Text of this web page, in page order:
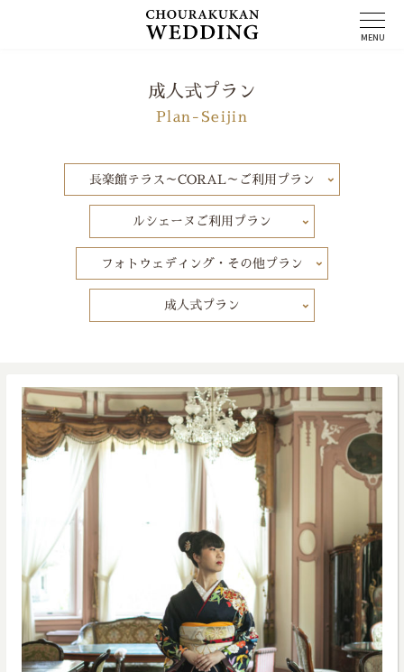
MENU
成人式プラン
Plan-Seijin
長楽館テラス～CORAL～ご利用プラン
ルシェーヌご利用プラン
フォトウェディング・その他プラン
成人式プラン